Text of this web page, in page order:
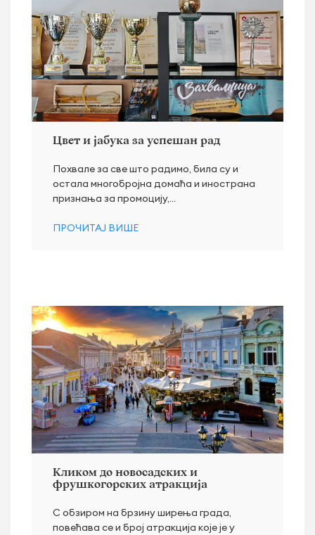
Цвет и јабука за успешан рад
Похвале за све што радимо, била су и
остала многобројна домаћа и инострана
признања за промоцију,...
ПРОЧИТАЈ ВИШЕ
Кликом до новосадских и
фрушкогорских атракција
С обзиром на брзину ширења града,
повећава се и број атракција које је у